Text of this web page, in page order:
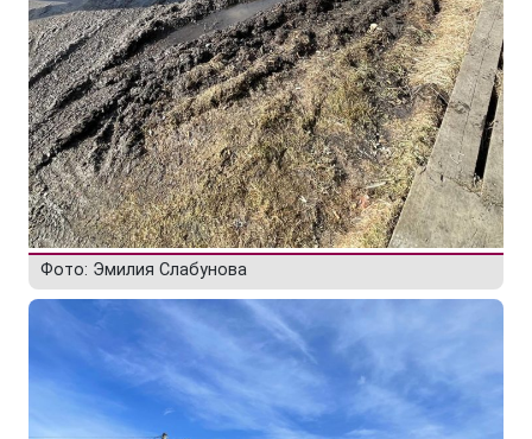
Фото: Эмилия Слабунова